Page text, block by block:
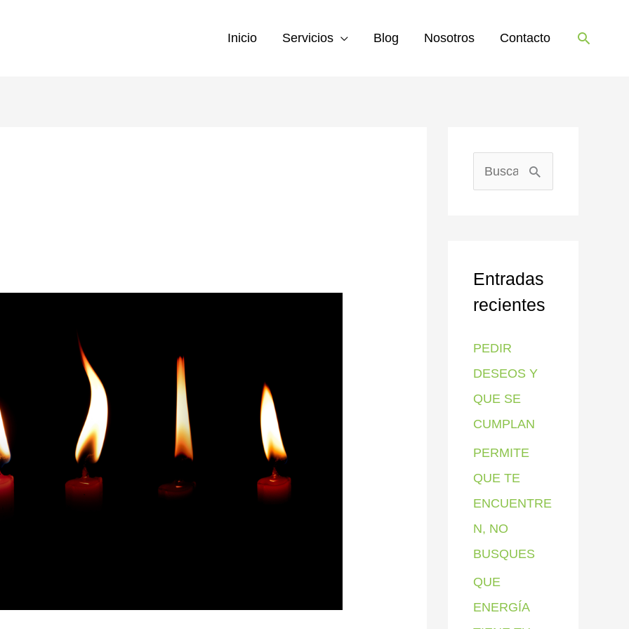
Inicio Servicios Blog Nosotros Contacto Buscar
a
r
o
r
:
Entradas
recientes
PEDIR
DESEOS Y
QUE SE
CUMPLAN
PERMITE
QUE TE
ENCUENTRE
N, NO
BUSQUES
QUE
ENERGÍA